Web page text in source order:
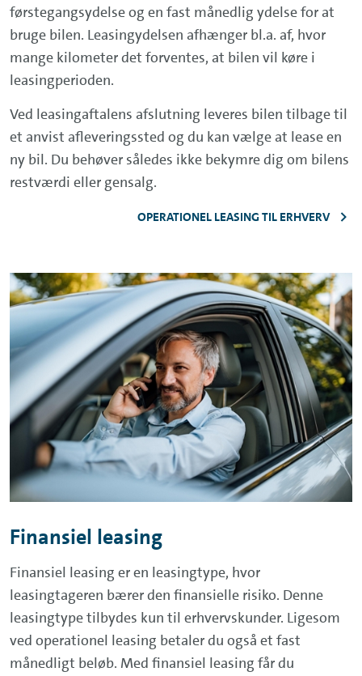
førstegangsydelse og en fast månedlig ydelse for at
bruge bilen. Leasingydelsen afhænger bl.a. af, hvor
mange kilometer det forventes, at bilen vil køre i
leasingperioden.
Ved leasingaftalens afslutning leveres bilen tilbage til
et anvist afleveringssted og du kan vælge at lease en
ny bil. Du behøver således ikke bekymre dig om bilens
restværdi eller gensalg.
OPERATIONEL LEASING TIL ERHVERV
Finansiel leasing
Finansiel leasing er en leasingtype, hvor
leasingtageren bærer den finansielle risiko. Denne
leasingtype tilbydes kun til erhvervskunder. Ligesom
ved operationel leasing betaler du også et fast
månedligt beløb. Med finansiel leasing får du